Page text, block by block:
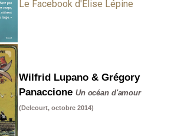
Le Facebook d'Elise Lépine
Wilfrid Lupano & Grégory
Panaccione Un océan d'amour
(Delcourt, octobre 2014)